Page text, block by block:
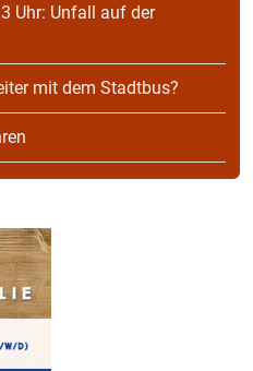
Uhr: Unfall auf der
mit dem Stadtbus?